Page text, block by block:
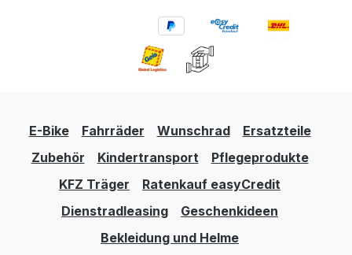
E-Bike Fahrräder Wunschrad
Ersatzteile
Zubehör
Kindertransport
Pflegeprodukte
KFZ Träger
Ratenkauf easyCredit
Dienstradleasing
Geschenkideen
Bekleidung und Helme